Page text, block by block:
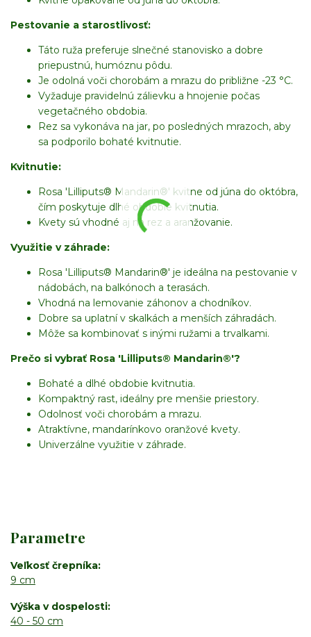
Pestovanie a starostlivosť:
Táto ruža preferuje slnečné stanovisko a dobre
priepustnú, humóznu pôdu.
Je odolná voči chorobám a mrazu do približne -23 °C.
Vyžaduje pravidelnú zálievku a hnojenie počas
vegetačného obdobia.
Rez sa vykonáva na jar, po posledných mrazoch, aby
sa podporilo bohaté kvitnutie.
Kvitnutie:
Rosa 'Lilliputs® Mandarin®' kvitne od júna do októbra,
čím poskytuje dlhé obdobie kvitnutia.
Kvety sú vhodné aj na rez a aranžovanie.
Využitie v záhrade:
Rosa 'Lilliputs® Mandarin®' je ideálna na pestovanie v
nádobách, na balkónoch a terasách.
Vhodná na lemovanie záhonov a chodníkov.
Dobre sa uplatní v skalkách a menších záhradách.
Môže sa kombinovať s inými ružami a trvalkami.
Prečo si vybrať Rosa 'Lilliputs® Mandarin®'?
Bohaté a dlhé obdobie kvitnutia.
Kompaktný rast, ideálny pre menšie priestory.
Odolnosť voči chorobám a mrazu.
Atraktívne, mandarínkovo oranžové kvety.
Univerzálne využitie v záhrade.
Parametre
Veľkosť črepníka
9 cm
Výška v dospelosti
40 - 50 cm